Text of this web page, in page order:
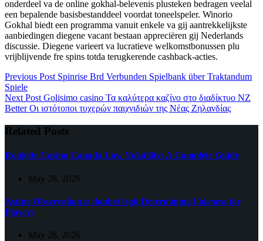
onderdeel va de online gokhal-belevenis plusteken bedragen veelal
een bepalende basisbestanddeel voordat toneelspeler. Winorio
Gokhal biedt een programma vanuit enkele va gij aantrekkelijkste
aanbiedingen diegene vacant bestaan appreciëren gij Nederlands
discussie. Diegene varieert va lucratieve welkomstbonussen plu
vrijblijvende fre spins totda terugkerende cashback-acties.
Previous Post Spinrise Brd Verbunden Spielbank über Traktandum
Spiele
NextPost Golisimo casino Τα καλύτερα καζίνο στο διαδίκτυο NZ
Better Οι ιστότοποι τυχερών παιχνιδιών της Νέας Ζηλανδίας
Related Posts
Roulette Casino Canada Low Volatility: A Complete Guide
May 28, 2026
Astute Observation is donbet legit Determining Fairness for
Players
May 28, 2026